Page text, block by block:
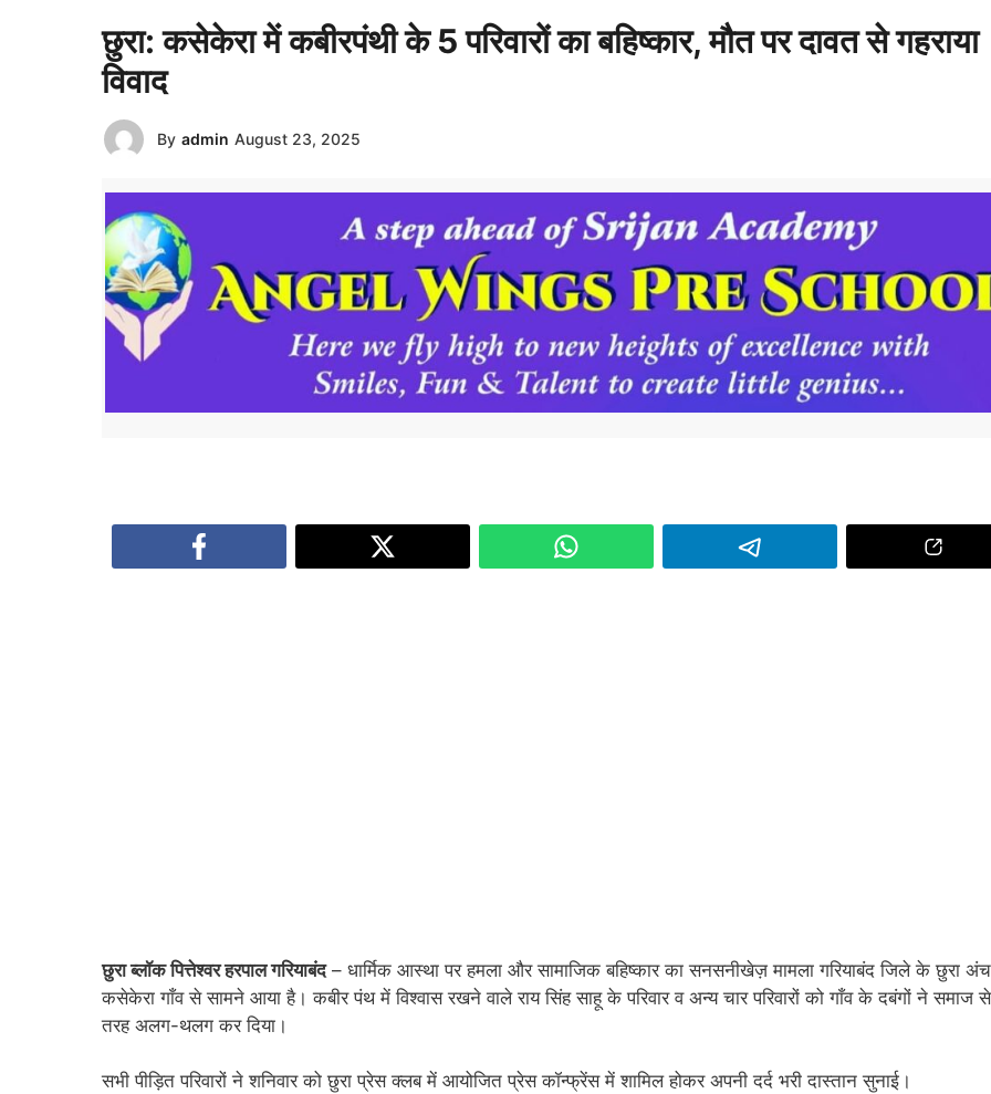
छुरा: कसेकेरा में कबीरपंथी के 5 परिवारों का बहिष्कार, मौत पर दावत से गहराया
विवाद
By admin August 23, 2025
छुरा ब्लॉक पित्तेश्वर हरपाल गरियाबंद– धार्मिक आस्था पर हमला और सामाजिक बहिष्कार का सनसनीखेज़ मामला गरियाबंद जिले के छुरा
कसेकेरा गाँव से सामने आया है। कबीर पंथ में विश्वास रखने वाले राय सिंह साहू के परिवार व अन्य चार परिवारों को गाँव के दबंगों ने समाज से
तरह अलग-थलग कर दिया।
सभी पीड़ित परिवारों ने शनिवार को छुरा प्रेस क्लब में आयोजित प्रेस कॉन्फ्रेंस में शामिल होकर अपनी दर्द भरी दास्तान सुनाई।